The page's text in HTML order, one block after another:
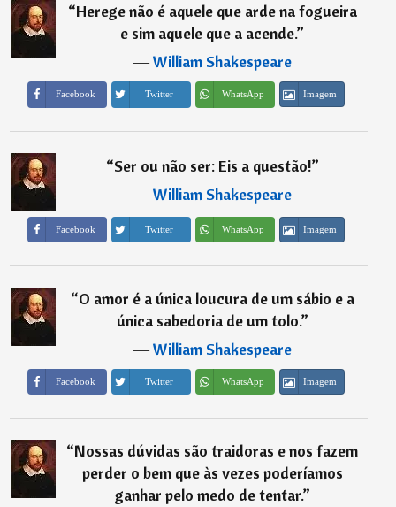
“Herege não é aquele que arde na fogueira
e sim aquele que a acende.”
―William Shakespeare
Facebook Twitter WhatsApp Imagem
“Ser ou não ser: Eis a questão!”
―William Shakespeare
Facebook Twitter WhatsApp Imagem
“O amor é a única loucura de um sábio e a
única sabedoria de um tolo.”
―William Shakespeare
Facebook Twitter WhatsApp Imagem
“Nossas dúvidas são traidoras e nos fazem
perder o bem que às vezes poderíamos
ganhar pelo medo de tentar.”